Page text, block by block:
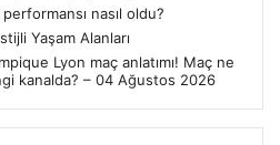
performansı nasıl oldu?
Yaşam Alanları
Lyon maç anlatımı! Maç ne
kanalda? – 04 Ağustos 2026